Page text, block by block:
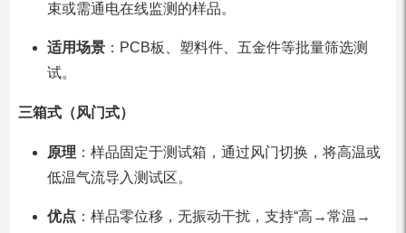
束或需通电在线监测的样品。
适用场景：PCB板、塑料件、五金件等批量筛选测
试。
三箱式（风门式）
原理 ：样品固定于测试箱，通过风门切换，将高温或
低温气流导入测试区。
优点 ：样品零位移，无振动干扰，支持“高→常温→